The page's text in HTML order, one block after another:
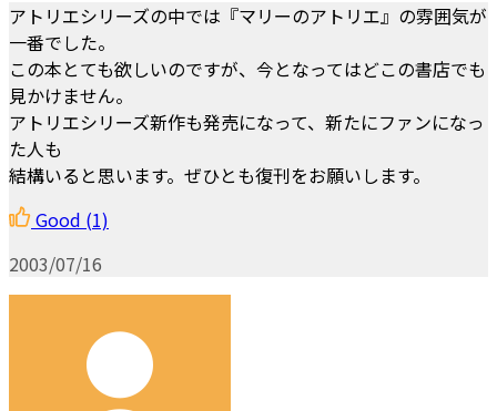
アトリエシリーズの中では『マリーのアトリエ』の雰囲気が
一番でした。
この本とても欲しいのですが、今となってはどこの書店でも
見かけません。
アトリエシリーズ新作も発売になって、新たにファンになっ
た人も
結構いると思います。ぜひとも復刊をお願いします。
Good (1)
2003/07/16